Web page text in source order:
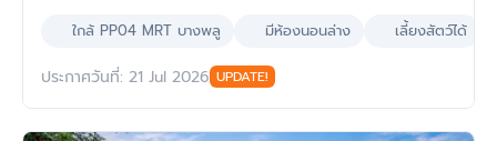
ใกล้ PP04 MRT บางพลู
มีห้องนอนล่าง เลี้ยงสัตว์ได้
ประกาศวันที่: 21 Jul 2026 UPDATE!